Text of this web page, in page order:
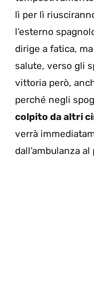
lì per lì
l’esterno
dirige a fatica,
salute, verso gli
vittoria però,
perché negli
colpito da altri
verrà
dall’ambulanza